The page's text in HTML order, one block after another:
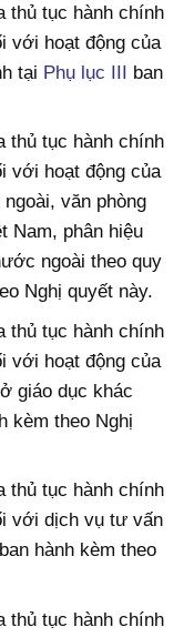
thủ tục hành chính
với hoạt động của
tại Phụ lục III ban
thủ tục hành chính
với hoạt động của
văn phòng
Nam, phân hiệu
ngoài theo quy
Nghị quyết này.
thủ tục hành chính
với hoạt động của
giáo dục khác
kèm theo Nghị
thủ tục hành chính
với dịch vụ tư vấn
ban hành kèm theo
thủ tục hành chính